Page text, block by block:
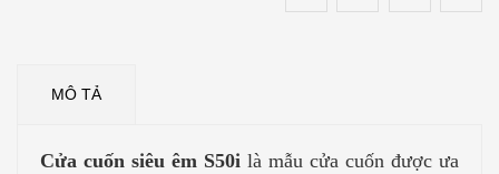
MÔ TẢ
Cửa cuốn siêu êm S50i là mẫu cửa cuốn được ưa